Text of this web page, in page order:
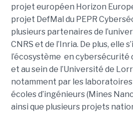
projet européen Horizon
projet DefMal du PEPR
plusieurs partenaires de
CNRS et de l’Inria. De plus, elle
l’écosystème en cybersécurité
et au sein de l’Université de
notamment par les
écoles d’ingénieurs (Mines
ainsi que plusieurs projets